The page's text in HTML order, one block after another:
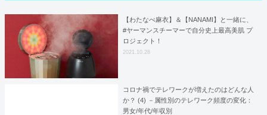
【わたなべ麻衣】＆【NANAMI】と一緒に、
#ヤーマンスチーマーで自分史上最高美肌 プ
ロジェクト！
2021.10.28
コロナ禍でテレワークが増えたのはどんな人
か？ (4) －属性別のテレワーク頻度の変化：
男女/年代/年収別